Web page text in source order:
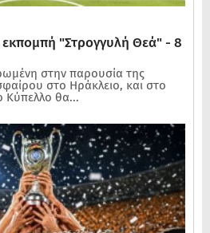
εκπομπή "Στρογγυλή Θεά" - 8
στην παρουσία της
στο Ηράκλειο, και στο
Κύπελλο θα...